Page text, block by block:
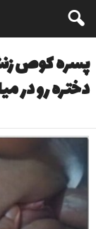
پسره کوص
دختره رو در